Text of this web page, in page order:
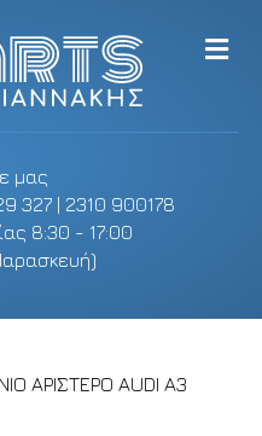
μας
327 | 2310 900178
8:30 - 17:00
M
e
ΑΡΙΣΤΕΡΟ AUDI A3